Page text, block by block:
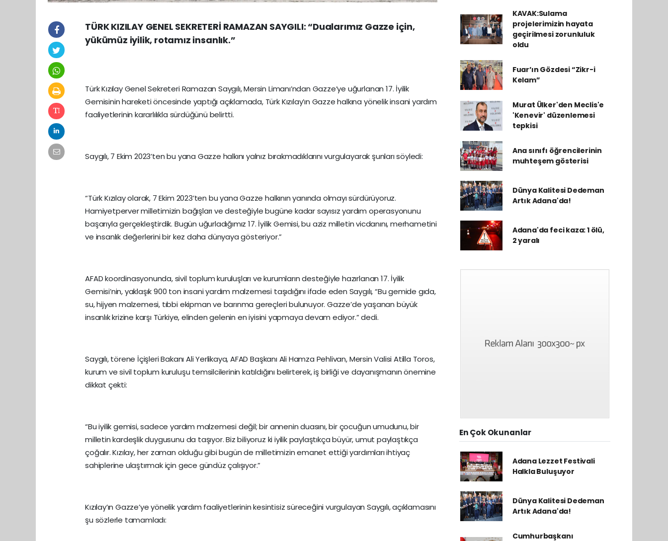
TÜRK KIZILAY GENEL SEKRETERİ RAMAZAN SAYGILI: “Dualarımız Gazze için,
yükümüz iyilik, rotamız insanlık.”
Türk Kızılay Genel Sekreteri Ramazan Saygılı, Mersin Limanı’ndan Gazze’ye uğurlanan 17. İyilik
Gemisinin hareketi öncesinde yaptığı açıklamada, Türk Kızılay’ın Gazze halkına yönelik insani yardım
faaliyetlerinin kararlılıkla sürdüğünü belirtti.
Saygılı, 7 Ekim 2023’ten bu yana Gazze halkını yalnız bırakmadıklarını vurgulayarak şunları söyledi:
“Türk Kızılay olarak, 7 Ekim 2023’ten bu yana Gazze halkının yanında olmayı sürdürüyoruz.
Hamiyetperver milletimizin bağışları ve desteğiyle bugüne kadar sayısız yardım operasyonunu
başarıyla gerçekleştirdik. Bugün uğurladığımız 17. İyilik Gemisi, bu aziz milletin vicdanını, merhametini
ve insanlık değerlerini bir kez daha dünyaya gösteriyor.”
AFAD koordinasyonunda, sivil toplum kuruluşları ve kurumların desteğiyle hazırlanan 17. İyilik
Gemisi’nin, yaklaşık 900 ton insani yardım malzemesi taşıdığını ifade eden Saygılı, “Bu gemide gıda,
su, hijyen malzemesi, tıbbi ekipman ve barınma gereçleri bulunuyor. Gazze’de yaşanan büyük
insanlık krizine karşı Türkiye, elinden gelenin en iyisini yapmaya devam ediyor.” dedi.
Saygılı, törene İçişleri Bakanı Ali Yerlikaya, AFAD Başkanı Ali Hamza Pehlivan, Mersin Valisi Atilla Toros,
kurum ve sivil toplum kuruluşu temsilcilerinin katıldığını belirterek, iş birliği ve dayanışmanın önemine
dikkat çekti:
“Bu iyilik gemisi, sadece yardım malzemesi değil; bir annenin duasını, bir çocuğun umudunu, bir
milletin kardeşlik duygusunu da taşıyor. Biz biliyoruz ki iyilik paylaştıkça büyür, umut paylaştıkça
çoğalır. Kızılay, her zaman olduğu gibi bugün de milletimizin emanet ettiği yardımları ihtiyaç
sahiplerine ulaştırmak için gece gündüz çalışıyor.”
Kızılay’ın Gazze’ye yönelik yardım faaliyetlerinin kesintisiz süreceğini vurgulayan Saygılı, açıklamasını
şu sözlerle tamamladı:
KAVAK:Sulama
projelerimizin hayata
geçirilmesi zorunluluk
oldu
Fuar’ın Gözdesi “Zikr-i
Kelam”
Murat Ülker'den Meclis'e
'Kenevir' düzenlemesi
tepkisi
Ana sınıfı öğrencilerinin
muhteşem gösterisi
Dünya Kalitesi Dedeman
Artık Adana'da!
Adana'da feci kaza: 1 ölü,
2 yaralı
En Çok Okunanlar
Adana Lezzet Festivali
Halkla Buluşuyor
Dünya Kalitesi Dedeman
Artık Adana'da!
Cumhurbaşkanı